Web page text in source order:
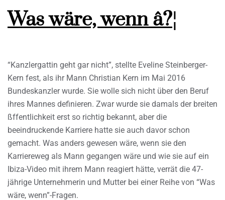
Was wäre, wenn â?¦
“Kanzlergattin geht gar nicht”, stellte Eveline Steinberger-
Kern fest, als ihr Mann Christian Kern im Mai 2016
Bundeskanzler wurde. Sie wolle sich nicht über den Beruf
ihres Mannes definieren. Zwar wurde sie damals der breiten
ßffentlichkeit erst so richtig bekannt, aber die
beeindruckende Karriere hatte sie auch davor schon
gemacht. Was anders gewesen wäre, wenn sie den
Karriereweg als Mann gegangen wäre und wie sie auf ein
Ibiza-Video mit ihrem Mann reagiert hätte, verrät die 47-
jährige Unternehmerin und Mutter bei einer Reihe von “Was
wäre, wenn”-Fragen.